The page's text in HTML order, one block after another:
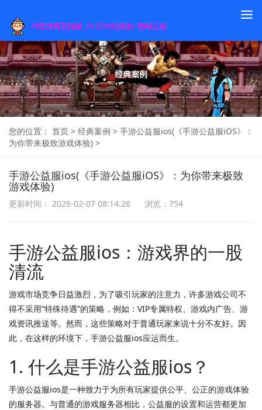
您的位置： 首页 > 经典案例 > 手游公益服ios(《手游公益服iOS》：
为你带来极致游戏体验) >
手游公益服ios(《手游公益服iOS》：为你带来极致
游戏体验)
更新时间： 2026-02-07 08:14:26 浏览：754
手游公益服ios：游戏界的一股
清流
游戏市场竞争日益激烈，为了吸引玩家的注意力，许多游戏公司不
得不采用“特殊待遇”的策略，例如：VIP专属特权、游戏内广告、游
戏资讯推送等。然而，这些策略对于普通玩家来说十分不友好。因
此，在这样的环境下，手游公益服ios应运而生。
1. 什么是手游公益服ios？
手游公益服ios是一种致力于为所有玩家提供公平、公正的游戏体验
的服务器。与普通的游戏服务器相比，公益服的设置和运营都更加